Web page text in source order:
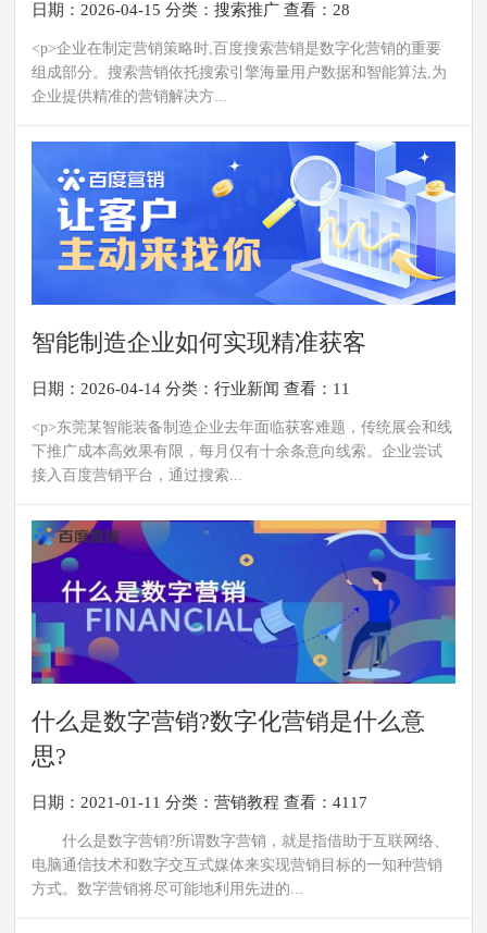
日期：2026-04-15 分类：搜索推广 查看：28
<p>企业在制定营销策略时,百度搜索营销是数字化营销的重要
组成部分。搜索营销依托搜索引擎海量用户数据和智能算法,为
企业提供精准的营销解决方...
智能制造企业如何实现精准获客
日期：2026-04-14 分类：行业新闻 查看：11
<p>东莞某智能装备制造企业去年面临获客难题，传统展会和线
下推广成本高效果有限，每月仅有十余条意向线索。企业尝试
接入百度营销平台，通过搜索...
什么是数字营销?数字化营销是什么意
思?
日期：2021-01-11 分类：营销教程 查看：4117
什么是数字营销?所谓数字营销，就是指借助于互联网络、
电脑通信技术和数字交互式媒体来实现营销目标的一知种营销
方式。数字营销将尽可能地利用先进的...